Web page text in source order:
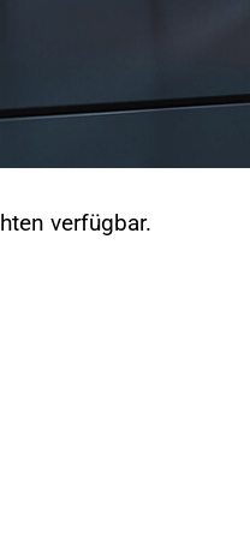
verfügbar.